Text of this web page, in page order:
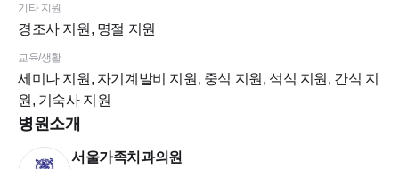
- 자기소개서 (간단하게 작성해주셔도 됩니다)
6 위치
- 인천 서구 가정로 369 (서경백화점 3층)
- 인천 2호선 가정중앙시장역에서 도보로 약 5분거리 (350m)
기타 지원
경조사 지원, 명절 지원
교육/생활
세미나 지원, 자기계발비 지원, 중식 지원, 석식 지원, 간식 지
원, 기숙사 지원
병원소개
서울가족치과의원